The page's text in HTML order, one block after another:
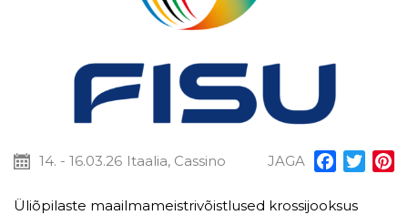
14. - 16.03.26 Itaalia, Cassino JAGA Facebook
Üliõpilaste maailmameistrivõistlused krossijooksus